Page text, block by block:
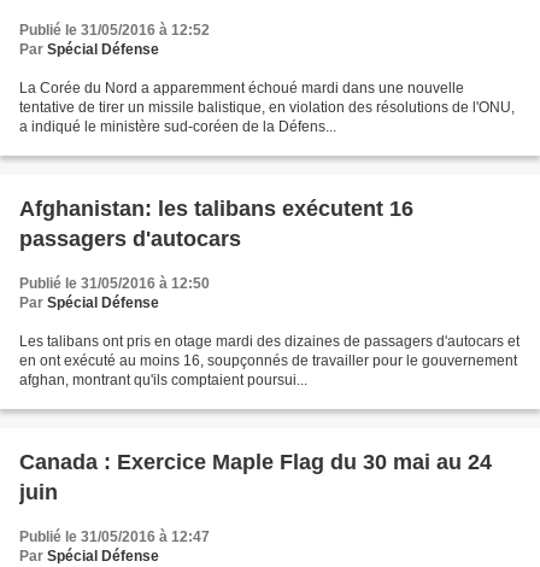
Publié le 31/05/2016 à 12:52
Par Spécial Défense
La Corée du Nord a apparemment échoué mardi dans une nouvelle
tentative de tirer un missile balistique, en violation des résolutions de l'ONU,
a indiqué le ministère sud-coréen de la Défens...
Afghanistan: les talibans exécutent 16
passagers d'autocars
Publié le 31/05/2016 à 12:50
Par Spécial Défense
Les talibans ont pris en otage mardi des dizaines de passagers d'autocars et
en ont exécuté au moins 16, soupçonnés de travailler pour le gouvernement
afghan, montrant qu'ils comptaient poursui...
Canada : Exercice Maple Flag du 30 mai au 24
juin
Publié le 31/05/2016 à 12:47
Par Spécial Défense